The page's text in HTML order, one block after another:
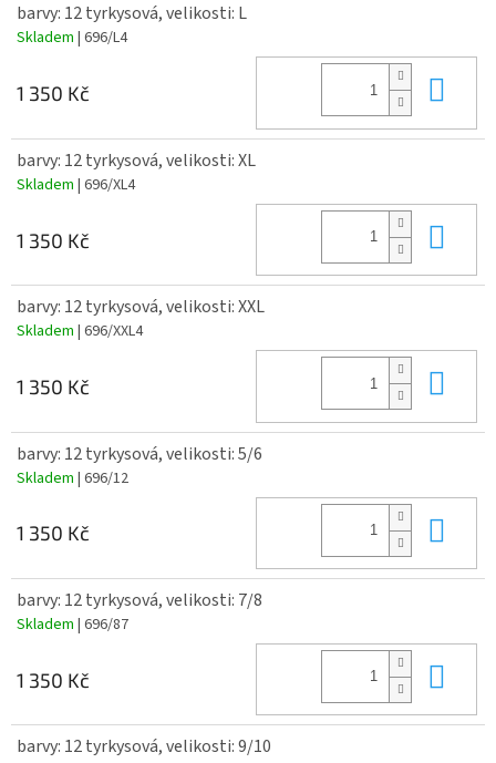
barvy: 12 tyrkysová, velikosti: L
Skladem | 696/L4
1 350 Kč
barvy: 12 tyrkysová, velikosti: XL
Skladem | 696/XL4
1 350 Kč
barvy: 12 tyrkysová, velikosti: XXL
Skladem | 696/XXL4
1 350 Kč
barvy: 12 tyrkysová, velikosti: 5/6
Skladem | 696/12
1 350 Kč
barvy: 12 tyrkysová, velikosti: 7/8
Skladem | 696/87
1 350 Kč
barvy: 12 tyrkysová, velikosti: 9/10